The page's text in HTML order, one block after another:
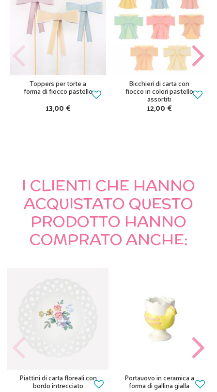
Toppers per torte a
forma di fiocco pastello
13,00 €
Bicchieri di carta con
fiocco in colori pastello
assortiti
12,00 €
I CLIENTI CHE HANNO
ACQUISTATO QUESTO
PRODOTTO HANNO
COMPRATO ANCHE:
Piattini di carta floreali con
bordo intrecciato
Portauovo in ceramica a
forma di gallina gialla